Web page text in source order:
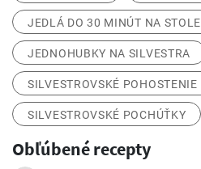
JEDLÁ DO 30 MINÚT NA STOLE
JEDNOHUBKY NA SILVESTRA
SILVESTROVSKÉ POHOSTENIE
SILVESTROVSKÉ POCHÚŤKY
Obľúbené recepty